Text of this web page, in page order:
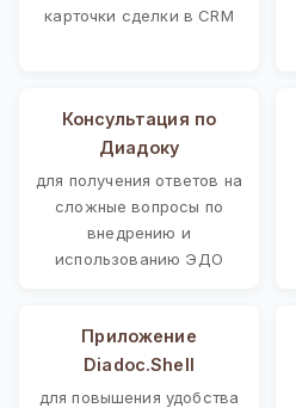
карточки сделки в CRM
Консультация по
Диадоку
для получения ответов на
сложные вопросы по
внедрению и
использованию ЭДО
Приложение
Diadoc.Shell
для повышения удобства